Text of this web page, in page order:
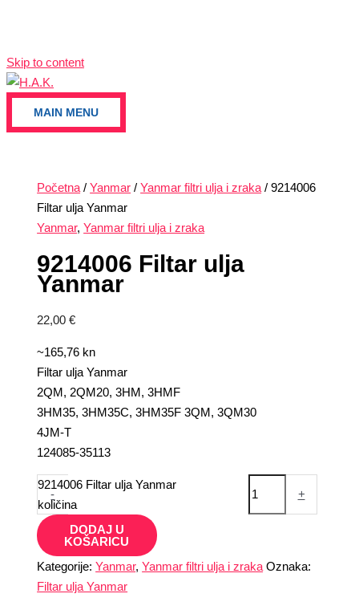
Skip to content
MAIN MENU
Početna /Yanmar /Yanmar filtri ulja i zraka / 9214006
Filtar ulja Yanmar
Yanmar,Yanmar filtri ulja i zraka
9214006 Filtar ulja
Yanmar
22,00€
~165,76 kn
Filtar ulja Yanmar
2QM, 2QM20, 3HM, 3HMF
3HM35, 3HM35C, 3HM35F 3QM, 3QM30
4JM-T
124085-35113
-
9214006 Filtar ulja Yanmar
količina
+
DODAJ U
KOŠARICU
Kategorije:Yanmar,Yanmar filtri ulja i zraka Oznaka:
Filtar ulja Yanmar